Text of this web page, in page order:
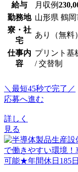
給与 月収例
勤務地 山形県 鶴
寮・社
宅
あり（無料）
仕事内
容
プリント基
/ 交替制
＼最短45秒で完了／
応募へ進む
詳しく
見る